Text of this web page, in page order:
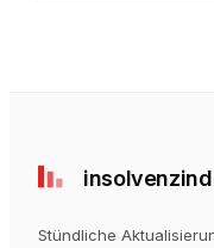
insolvenz
Stündliche